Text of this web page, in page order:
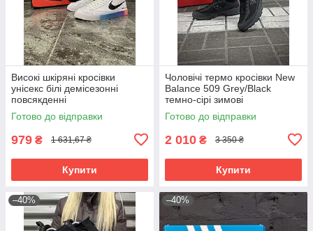
Високі шкіряні кросівки
унісекс білі демісезонні
повсякденні
Готово до відправки
979 ₴ 1 631,67 ₴
Купити
Чоловічі термо кросівки New
Balance 509 Grey/Black
темно-сірі зимові
водонепроникні Cordura
Готово до відправки
2 010 ₴ 3 350 ₴
Купити
–40% –40%